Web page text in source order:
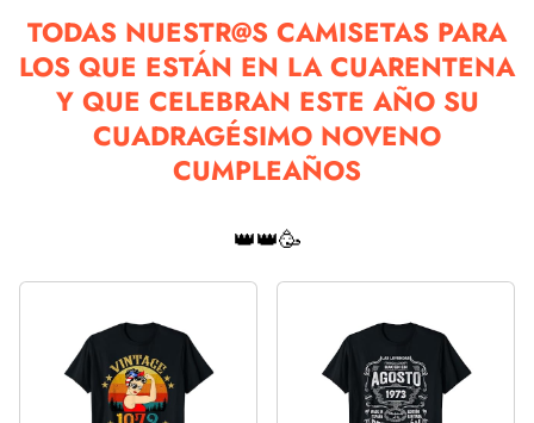
TODAS NUESTR@S CAMISETAS PARA
LOS QUE ESTÁN EN LA CUARENTENA
Y QUE CELEBRAN ESTE AÑO SU
CUADRAGÉSIMO NOVENO
CUMPLEAÑOS
👑👑🥳